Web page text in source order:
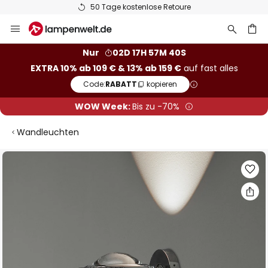
50 Tage kostenlose Retoure
Inhalt
Nur
02D 17H 57M 39S
EXTRA 10% ab 109 € & 13% ab 159 €auf fast alles
Code:RABATT kopieren
WOW Week:Bis zu -70%
Wandleuchten
Zum